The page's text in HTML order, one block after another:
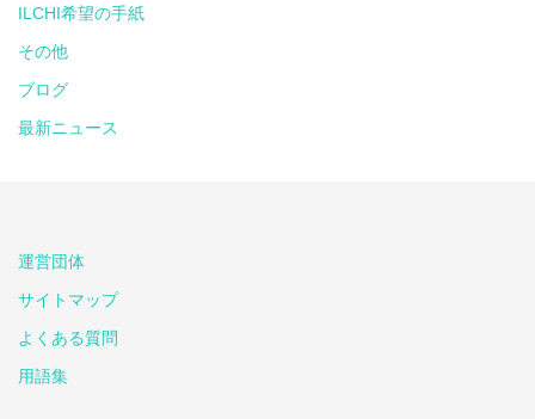
ILCHI希望の手紙
その他
ブログ
最新ニュース
運営団体
サイトマップ
よくある質問
用語集